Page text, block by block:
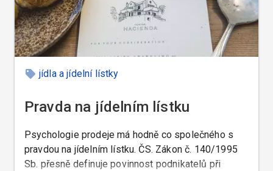
jídla a jídelní lístky
Pravda na jídelním lístku
Psychologie prodeje má hodně co společného s
pravdou na jídelním lístku. ČS. Zákon č. 140/1995
Sb. přesně definuje povinnost podnikatelů při